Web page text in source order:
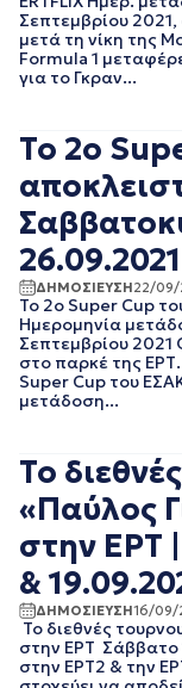
EΡΤNEWS
ΓΕΝΙΚΗ
ΓΡΑΦΕΙΟ ΤΥΠΟΥ
ΕΡΤ
ΠΟΛΙΤΙΚΗ
ΠΟΛΙΤΙΣΜΟΣ
ΡΑΔΙΟΦΩΝΟ
ΤΗΛΕΟΡΑΣΗ
Σεπτεμβρίου
μετά τη νίκη της
Formula 1
για το Γκραν...
Το 2ο
26.09.2021
ΔΗΜΟΣΙΕΥΣΗ22/09/
Το 2ο Super Cup
Ημερομηνία
Σεπτεμβρίου 2021
στο παρκέ της
Super Cup του
μετάδοση...
Το
«Παύλος
στην ΕΡΤ
&
ΔΗΜΟΣΙΕΥΣΗ16/09/
Το διεθνές
στην ΕΡΤ Σάββατο
στην ΕΡΤ2 & την